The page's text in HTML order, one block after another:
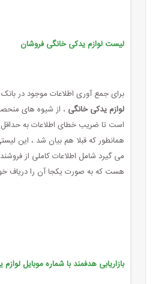
لیست لوازم یدکی خانگی فروشان
برای جمع آوری اطلاعات موجود در بانک
لوازم یدکی خانگی ، از شیوه های
است تا ضریب خطای اطلاعات به
همانطور که قبلا هم بیان شد ، این
می گیرد شامل اطلاعات کاملی از
هست که به صورت یکجا آن را دریاف
بازاریابی هدفمند با شماره موبایل